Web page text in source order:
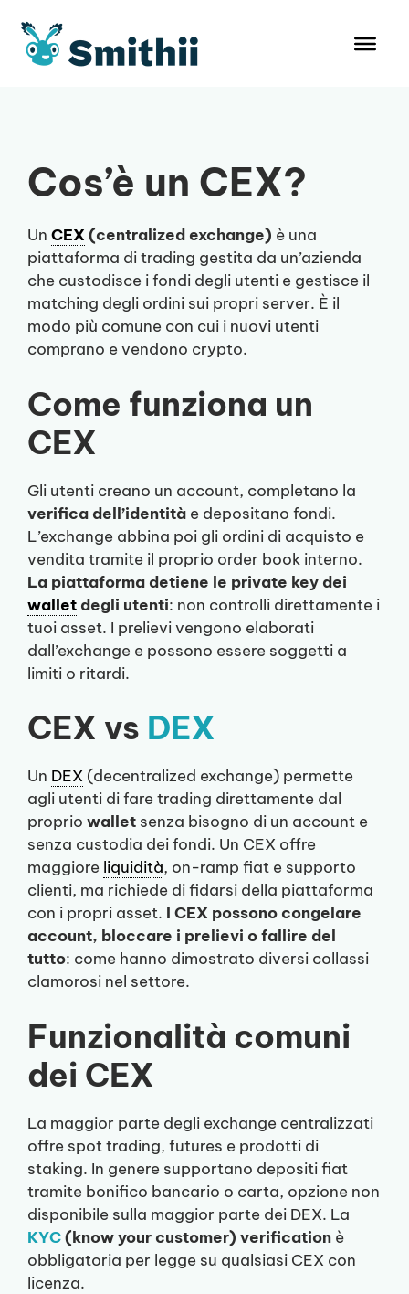
contenuto
Cos’è un CEX?
Un CEX (centralized exchange) è una
piattaforma di trading gestita da un’azienda
che custodisce i fondi degli utenti e gestisce il
matching degli ordini sui propri server. È il
modo più comune con cui i nuovi utenti
comprano e vendono crypto.
Come funziona un
CEX
Gli utenti creano un account, completano la
verifica dell’identità e depositano fondi.
L’exchange abbina poi gli ordini di acquisto e
vendita tramite il proprio order book interno.
La piattaforma detiene le private key dei
wallet degli utenti: non controlli direttamente i
tuoi asset. I prelievi vengono elaborati
dall’exchange e possono essere soggetti a
limiti o ritardi.
CEX vs DEX
Un DEX (decentralized exchange) permette
agli utenti di fare trading direttamente dal
proprio wallet senza bisogno di un account e
senza custodia dei fondi. Un CEX offre
maggiore liquidità, on-ramp fiat e supporto
clienti, ma richiede di fidarsi della piattaforma
con i propri asset. I CEX possono congelare
account, bloccare i prelievi o fallire del
tutto: come hanno dimostrato diversi collassi
clamorosi nel settore.
Funzionalità comuni
dei CEX
La maggior parte degli exchange centralizzati
offre spot trading, futures e prodotti di
staking. In genere supportano depositi fiat
tramite bonifico bancario o carta, opzione non
disponibile sulla maggior parte dei DEX. La
KYC(know your customer) verification è
obbligatoria per legge su qualsiasi CEX con
licenza.